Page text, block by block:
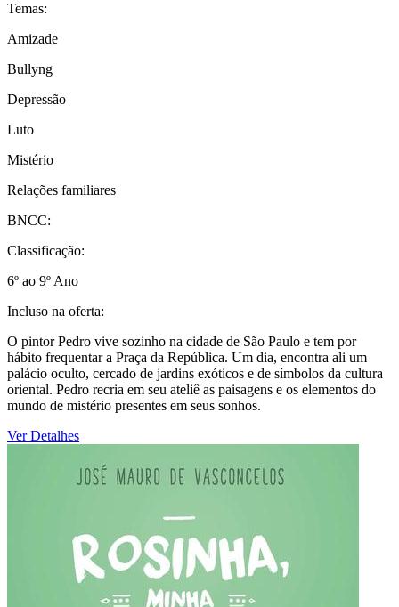
Temas:
Amizade
Bullyng
Depressão
Luto
Mistério
Relações familiares
BNCC:
Classificação:
6º ao 9º Ano
Incluso na oferta:
O pintor Pedro vive sozinho na cidade de São Paulo e tem por
hábito frequentar a Praça da República. Um dia, encontra ali um
palácio oculto, cercado de jardins exóticos e de símbolos da cultura
oriental. Pedro recria em seu ateliê as paisagens e os elementos do
mundo de mistério presentes em seus sonhos.
Ver Detalhes